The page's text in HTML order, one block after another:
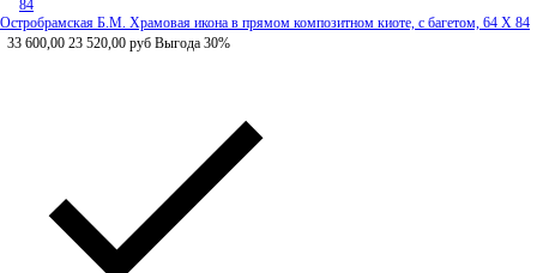
Остробрамская Б.М. Храмовая икона в прямом композитном киоте, с багетом, 64 Х 84
33 600,00 23 520,00 руб Выгода 30%